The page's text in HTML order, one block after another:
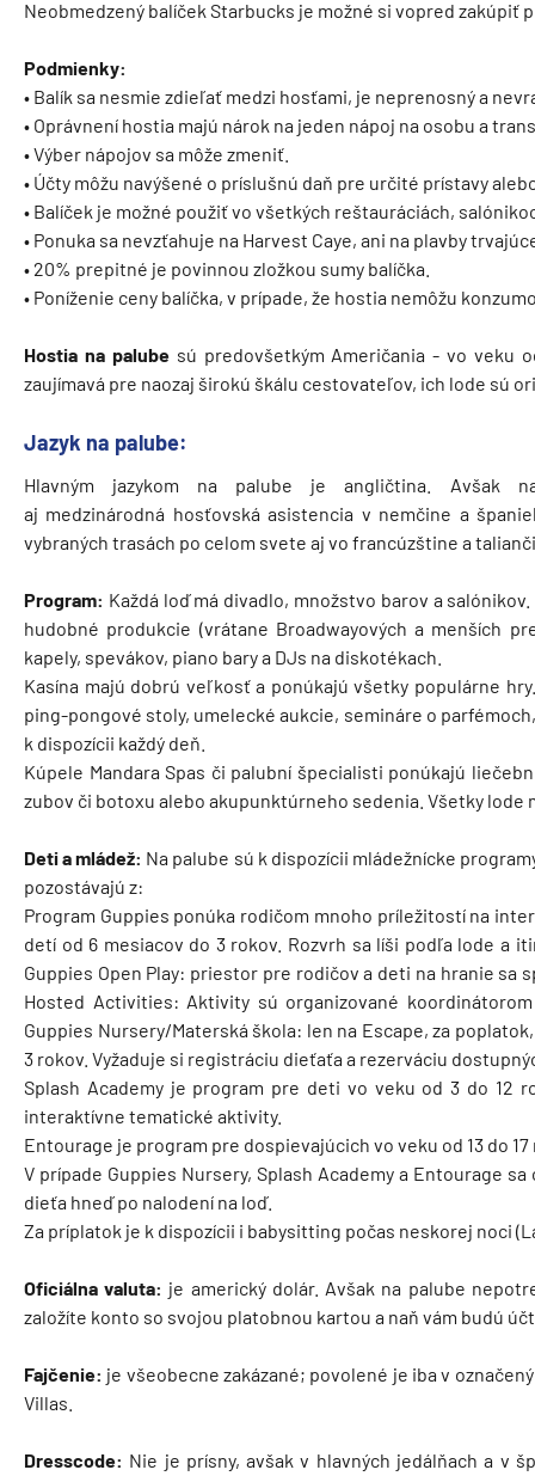
Neobmedzený balíček Starbucks je možné si vopred zakúpiť
Podmienky:
• Balík sa nesmie zdieľať medzi hosťami, je neprenosný a
• Oprávnení hostia majú nárok na jeden nápoj na osobu a
• Výber nápojov sa môže zmeniť.
• Účty môžu navýšené o príslušnú daň pre určité prístavy
• Balíček je možné použiť vo všetkých reštauráciách,
• Ponuka sa nevzťahuje na Harvest Caye, ani na plavby
• 20% prepitné je povinnou zložkou sumy balíčka.
• Poníženie ceny balíčka, v prípade, že hostia nemôžu
Hostia na palube sú predovšetkým Američania - vo veku
zaujímavá pre naozaj širokú škálu cestovateľov, ich lode sú
Jazyk na palube:
Hlavným jazykom na palube je angličtina. Avšak
aj medzinárodná hosťovská asistencia v nemčine a
vybraných trasách po celom svete aj vo francúzštine a
Program: Každá loď má divadlo, množstvo barov a
hudobné produkcie (vrátane Broadwayových a menších
kapely, spevákov, piano bary a DJs na diskotékach.
Kasína majú dobrú veľkosť a ponúkajú všetky populárne
ping-pongové stoly, umelecké aukcie, semináre o
k dispozícii každý deň.
Kúpele Mandara Spas či palubní špecialisti ponúkajú
zubov či botoxu alebo akupunktúrneho sedenia. Všetky lode
Deti a mládež: Na palube sú k dispozícii mládežnícke
pozostávajú z:
Program Guppies ponúka rodičom mnoho príležitostí na
detí od 6 mesiacov do 3 rokov. Rozvrh sa líši podľa lode a
Guppies Open Play: priestor pre rodičov a deti na hranie sa
Hosted Activities: Aktivity sú organizované
Guppies Nursery/Materská škola: len na Escape, za
3 rokov. Vyžaduje si registráciu dieťaťa a rezerváciu
Splash Academy je program pre deti vo veku od 3 do 12
interaktívne tematické aktivity.
Entourage je program pre dospievajúcich vo veku od 13 do 17
V prípade Guppies Nursery, Splash Academy a Entourage
dieťa hneď po nalodení na loď.
Za príplatok je k dispozícii i babysitting počas neskorej noci
Oficiálna valuta: je americký dolár. Avšak na palube
založíte konto so svojou platobnou kartou a naň vám budú
Fajčenie: je všeobecne zakázané; povolené je iba v
Villas.
Dresscode: Nie je prísny, avšak v hlavných jedálňach a v